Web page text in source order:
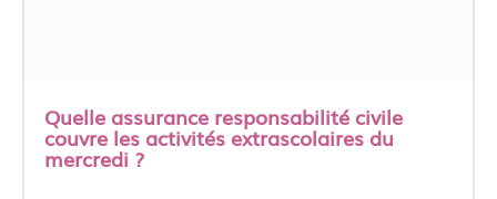
Quelle assurance responsabilité civile
couvre les activités extrascolaires du
mercredi ?